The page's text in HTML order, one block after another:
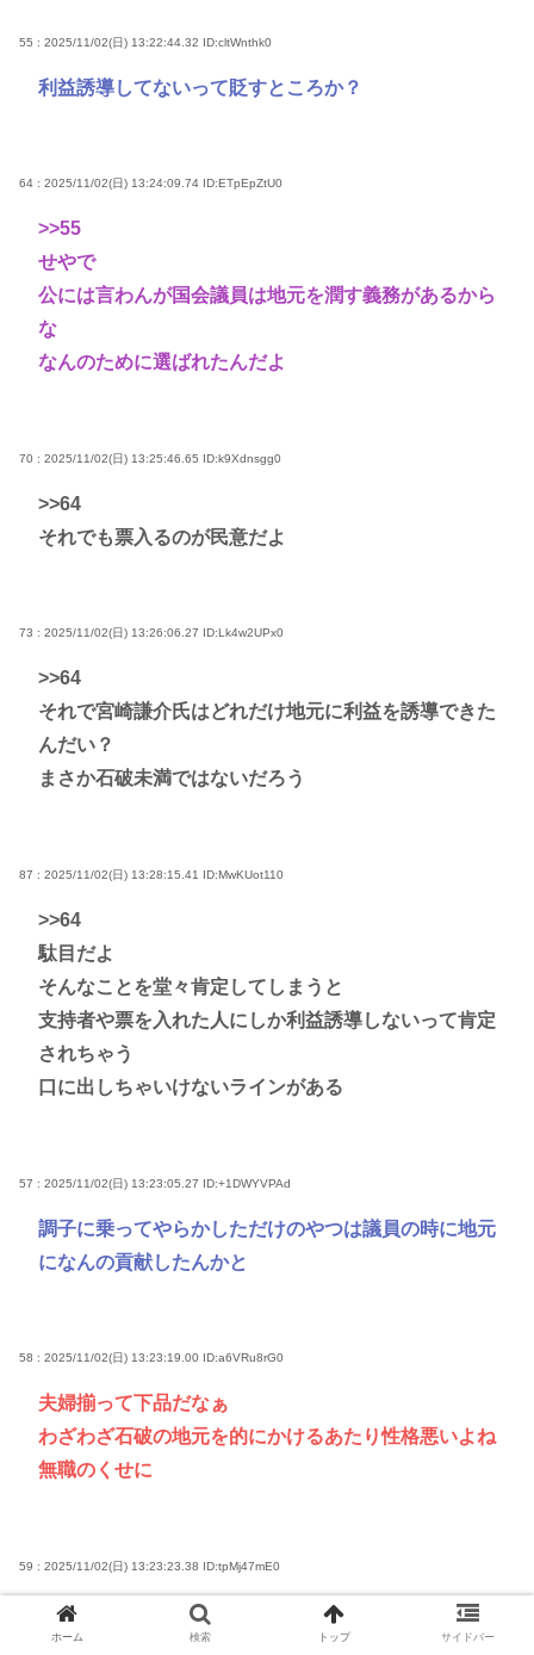
55 : 2025/11/02(日) 13:22:44.32 ID:cltWnthk0
利益誘導してないって貶すところか？
64 : 2025/11/02(日) 13:24:09.74 ID:ETpEpZtU0
>>55
せやで
公には言わんが国会議員は地元を潤す義務があるから
な
なんのために選ばれたんだよ
70 : 2025/11/02(日) 13:25:46.65 ID:k9Xdnsgg0
>>64
それでも票入るのが民意だよ
73 : 2025/11/02(日) 13:26:06.27 ID:Lk4w2UPx0
>>64
それで宮崎謙介氏はどれだけ地元に利益を誘導できた
んだい？
まさか石破未満ではないだろう
87 : 2025/11/02(日) 13:28:15.41 ID:MwKUot110
>>64
駄目だよ
そんなことを堂々肯定してしまうと
支持者や票を入れた人にしか利益誘導しないって肯定
されちゃう
口に出しちゃいけないラインがある
57 : 2025/11/02(日) 13:23:05.27 ID:+1DWYVPAd
調子に乗ってやらかしただけのやつは議員の時に地元
になんの貢献したんかと
58 : 2025/11/02(日) 13:23:19.00 ID:a6VRu8rG0
夫婦揃って下品だなぁ
わざわざ石破の地元を的にかけるあたり性格悪いよね
無職のくせに
59 : 2025/11/02(日) 13:23:23.38 ID:tpMj47mE0
こいつも参政から出てきそうだな
ホーム 検索 トップ サイドバー